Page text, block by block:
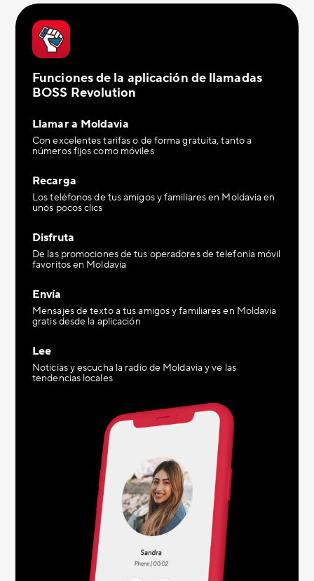
Funciones de la aplicación de llamadas
BOSS Revolution
Llamar a Moldavia
Con excelentes tarifas o de forma gratuita, tanto a
números fijos como móviles
Recarga
Los teléfonos de tus amigos y familiares en Moldavia en
unos pocos clics
Disfruta
De las promociones de tus operadores de telefonía móvil
favoritos en Moldavia
Envía
Mensajes de texto a tus amigos y familiares en Moldavia
gratis desde la aplicación
Lee
Noticias y escucha la radio de Moldavia y ve las
tendencias locales